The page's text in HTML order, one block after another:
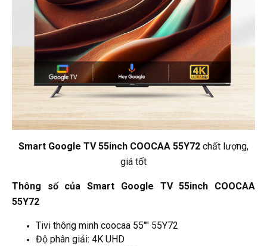
Smart Google TV 55inch COOCAA 55Y72 chất lượng,
giá tốt
Thông số của Smart Google TV 55inch COOCAA
55Y72
Tivi thông minh coocaa 55"" 55Y72
Độ phân giải: 4K UHD